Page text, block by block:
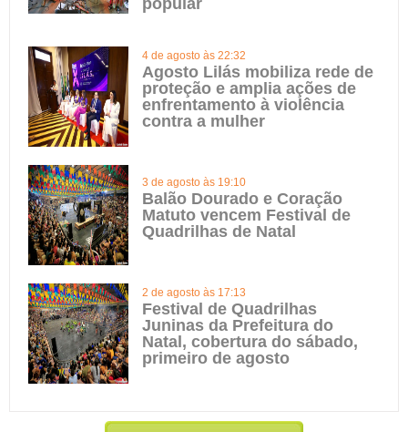
popular
4 de agosto às 22:32
Agosto Lilás mobiliza rede de
proteção e amplia ações de
enfrentamento à violência
contra a mulher
3 de agosto às 19:10
Balão Dourado e Coração
Matuto vencem Festival de
Quadrilhas de Natal
2 de agosto às 17:13
Festival de Quadrilhas
Juninas da Prefeitura do
Natal, cobertura do sábado,
primeiro de agosto